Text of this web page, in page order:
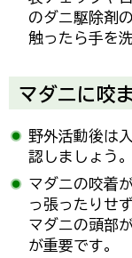
のダニ駆除剤
触ったら手を
マダニに咬
野外活動後は
認しましょう。
マダニの咬着
っ張ったりせ
マダニの頭部
が重要です。